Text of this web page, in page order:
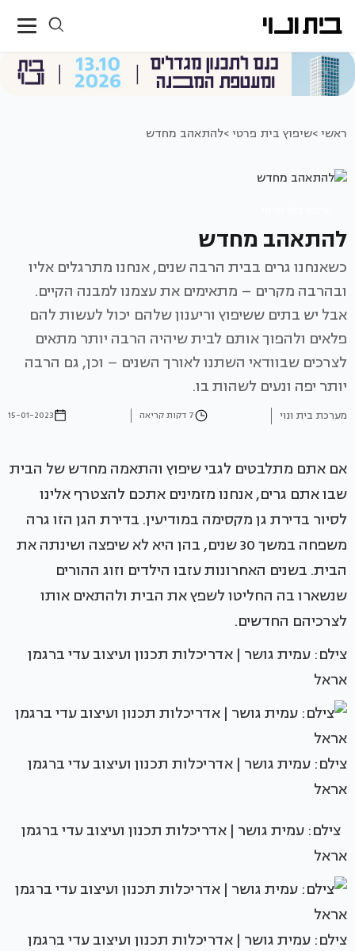
ראשי >שיפוץ בית פרטי >להתאהב מחדש
להתאהב מחדש
כשאנחנו גרים בבית הרבה שנים, אנחנו מתרגלים אליו
ובהרבה מקרים – מתאימים את עצמנו למבנה הקיים.
אבל יש בתים ששיפוץ וריענון שלהם יכול לעשות להם
פלאים ולהפוך אותם לבית שיהיה הרבה יותר מתאים
לצרכים שבוודאי השתנו לאורך השנים – וכן, גם הרבה
יותר יפה ונעים לשהות בו.
מערכת בית ונוי 7 דקות קריאה 15-01-2023
אם אתם מתלבטים לגבי שיפוץ והתאמה מחדש של הבית
שבו אתם גרים, אנחנו מזמינים אתכם להצטרף אלינו
לסיור בדירת גן מקסימה במודיעין. בדירת הגן הזו גרה
משפחה במשך 30 שנים, בהן היא לא שיפצה ושינתה את
הבית. בשנים האחרונות עזבו הילדים וזוג ההורים
שנשארו בה החליטו לשפץ את הבית ולהתאים אותו
לצרכיהם החדשים.
צילם: עמית גושר | אדריכלות תכנון ועיצוב עדי ברגמן
אראל
צילם: עמית גושר | אדריכלות תכנון ועיצוב עדי ברגמן
אראל
צילם: עמית גושר | אדריכלות תכנון ועיצוב עדי ברגמן
אראל
צילם: עמית גושר | אדריכלות תכנון ועיצוב עדי ברגמן